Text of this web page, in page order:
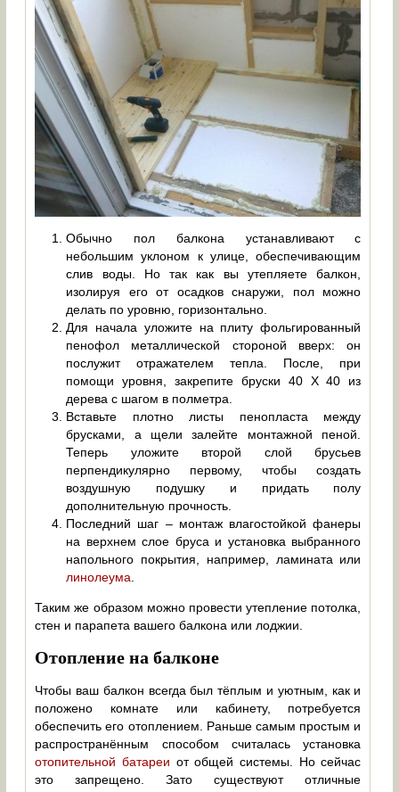
Обычно пол балкона устанавливают с
небольшим уклоном к улице, обеспечивающим
слив воды. Но так как вы утепляете балкон,
изолируя его от осадков снаружи, пол можно
делать по уровню, горизонтально.
Для начала уложите на плиту фольгированный
пенофол металлической стороной вверх: он
послужит отражателем тепла. После, при
помощи уровня, закрепите бруски 40 Х 40 из
дерева с шагом в полметра.
Вставьте плотно листы пенопласта между
брусками, а щели залейте монтажной пеной.
Теперь уложите второй слой брусьев
перпендикулярно первому, чтобы создать
воздушную подушку и придать полу
дополнительную прочность.
Последний шаг – монтаж влагостойкой фанеры
на верхнем слое бруса и установка выбранного
напольного покрытия, например, ламината или
линолеума
Таким же образом можно провести утепление потолка,
стен и парапета вашего балкона или лоджии.
Отопление на балконе
Чтобы ваш балкон всегда был тёплым и уютным, как и
положено комнате или кабинету, потребуется
обеспечить его отоплением. Раньше самым простым и
распространённым способом считалась установка
отопительной батареи от общей системы. Но сейчас
это запрещено. Зато существуют отличные